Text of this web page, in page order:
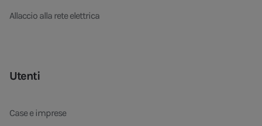
Allaccio alla rete elettrica
Utenti
Case e imprese